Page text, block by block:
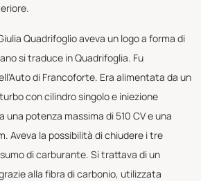
Quadrifoglio aveva un logo a forma di
si traduce in Quadrifoglia. Fu
di Francoforte. Era alimentata da un
con cilindro singolo e iniezione
una potenza massima di 510 CV e una
Aveva la possibilità di chiudere i tre
di carburante. Si trattava di un
alla fibra di carbonio, utilizzata